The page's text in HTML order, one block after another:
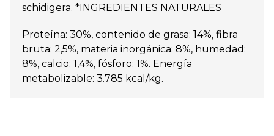
schidigera. *INGREDIENTES NATURALES
Proteína: 30%, contenido de grasa: 14%, fibra
bruta: 2,5%, materia inorgánica: 8%, humedad:
8%, calcio: 1,4%, fósforo: 1%. Energía
metabolizable: 3.785 kcal/kg.